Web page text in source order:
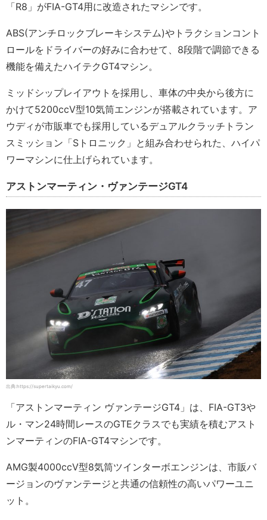
「R8」がFIA-GT4用に改造されたマシンです。
ABS(アンチロックブレーキシステム)やトラクションコント
ロールをドライバーの好みに合わせて、8段階で調節できる
機能を備えたハイテクGT4マシン。
ミッドシップレイアウトを採用し、車体の中央から後方に
かけて5200ccV型10気筒エンジンが搭載されています。ア
ウディが市販車でも採用しているデュアルクラッチトラン
スミッション「Sトロニック」と組み合わせられた、ハイパ
ワーマシンに仕上げられています。
アストンマーティン・ヴァンテージGT4
出典:https://supertaikyu.com/
「アストンマーティン ヴァンテージGT4」は、FIA-GT3や
ル・マン24時間レースのGTEクラスでも実績を積むアスト
ンマーティンのFIA-GT4マシンです。
AMG製4000ccV型8気筒ツインターボエンジンは、市販バ
ージョンのヴァンテージと共通の信頼性の高いパワーユニ
ット。